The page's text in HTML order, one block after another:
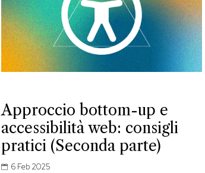
Approccio bottom-up e
accessibilità web: consigli
pratici (Seconda parte)
6 Feb 2025